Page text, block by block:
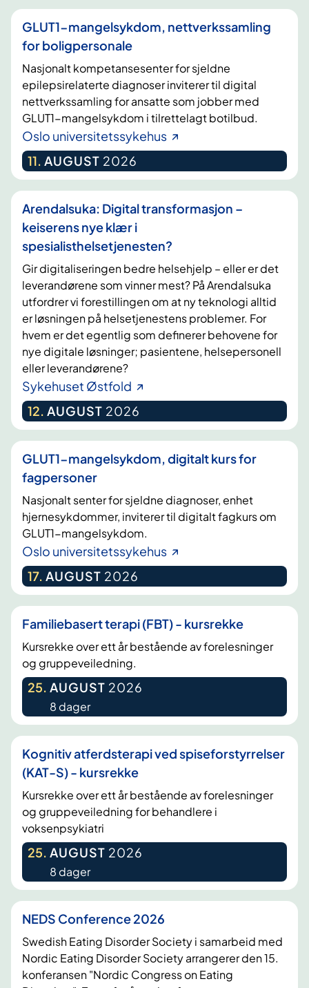
GLUT1-mangelsykdom, nettverkssamling
for boligpersonale
Nasjonalt kompetansesenter for sjeldne
epilepsirelaterte diagnoser inviterer til digital
nettverkssamling for ansatte som jobber med
GLUT1-mangelsykdom i tilrettelagt botilbud.
Oslo universitetssykehus
11. AUGUST 2026
Arendalsuka: Digital transformasjon –
keiserens nye klær i
spesialisthelsetjenesten?
Gir digitaliseringen bedre helsehjelp – eller er det
leverandørene som vinner mest? På Arendalsuka
utfordrer vi forestillingen om at ny teknologi alltid
er løsningen på helsetjenestens problemer. For
hvem er det egentlig som definerer behovene for
nye digitale løsninger; pasientene, helsepersonell
eller leverandørene?
Sykehuset Østfold
12. AUGUST 2026
GLUT1-mangelsykdom, digitalt kurs for
fagpersoner
Nasjonalt senter for sjeldne diagnoser, enhet
hjernesykdommer, inviterer til digitalt fagkurs om
GLUT1-mangelsykdom.
Oslo universitetssykehus
17. AUGUST 2026
Familiebasert terapi (FBT) - kursrekke
Kursrekke over ett år bestående av forelesninger
og gruppeveiledning.
25. AUGUST 2026
8 dager
Kognitiv atferdsterapi ved spiseforstyrrelser
(KAT-S) - kursrekke
Kursrekke over ett år bestående av forelesninger
og gruppeveiledning for behandlere i
voksenpsykiatri
25. AUGUST 2026
8 dager
NEDS Conference 2026
Swedish Eating Disorder Society i samarbeid med
Nordic Eating Disorder Society arrangerer den 15.
konferansen "Nordic Congress on Eating